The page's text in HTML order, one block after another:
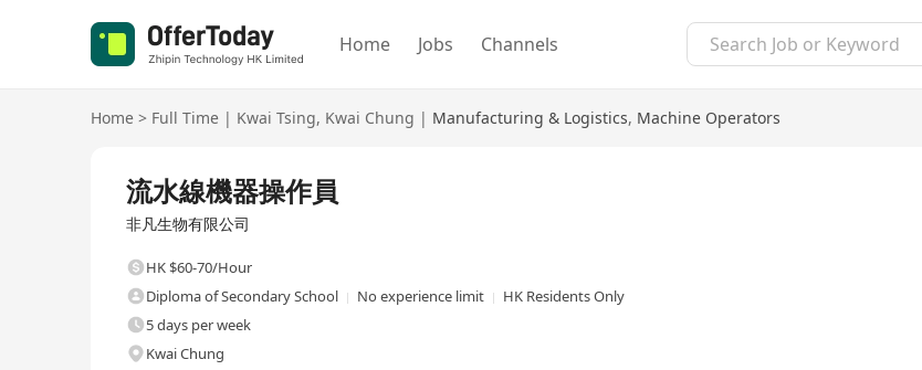
Home Jobs Channels
Home > Full Time | Kwai Tsing, Kwai Chung | Manufacturing & Logistics, Machine Operators
流水線機器操作員
非凡生物有限公司
HK $60-70/Hour
Diploma of Secondary School
No experience limit
HK Residents Only
5 days per week
Kwai Chung